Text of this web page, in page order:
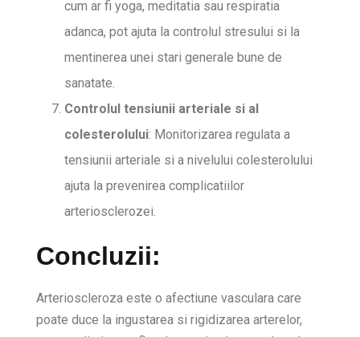
cum ar fi yoga, meditatia sau respiratia
adanca, pot ajuta la controlul stresului si la
mentinerea unei stari generale bune de
sanatate.
Controlul tensiunii arteriale si al
colesterolului: Monitorizarea regulata a
tensiunii arteriale si a nivelului colesterolului
ajuta la prevenirea complicatiilor
arteriosclerozei.
Concluzii:
Arterioscleroza este o afectiune vasculara care
poate duce la ingustarea si rigidizarea arterelor,